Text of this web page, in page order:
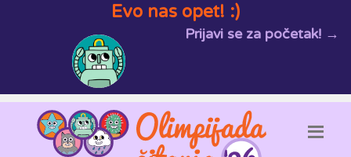
Evo nas opet! :)
Prijavi se za početak! →